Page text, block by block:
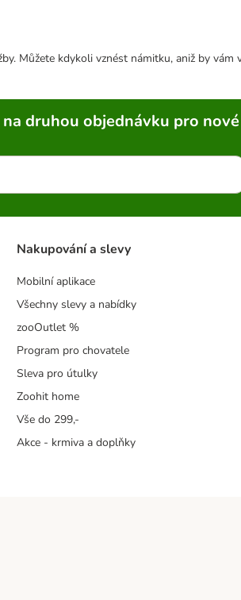
Můžete kdykoli vznést námitku, aniž by
druhou objednávku pro nové
Nakupování a slevy
Mobilní aplikace
Všechny slevy a nabídky
zooOutlet %
Program pro chovatele
Sleva pro útulky
Zoohit home
Vše do 299,-
Akce - krmiva a doplňky